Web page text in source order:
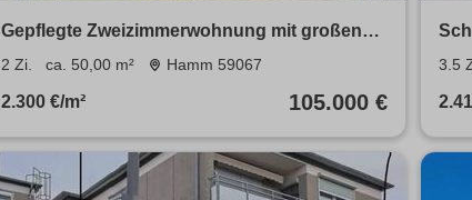
Gepflegte Zweizimmerwohnung mit großen
Balkon
2 Zi. ca. 50,00 m² Hamm 59067
2.300 €/m² 105.000 €
3.5